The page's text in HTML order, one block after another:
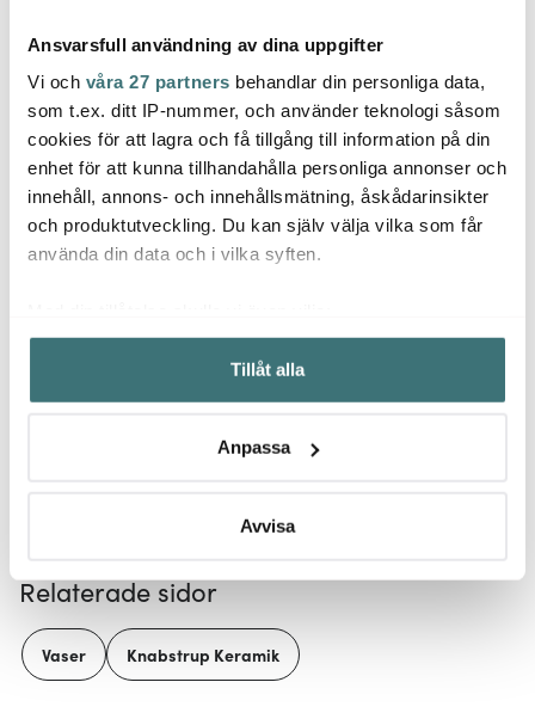
Ansvarsfull användning av dina uppgifter
Vi och våra 27 partners behandlar din personliga data,
som t.ex. ditt IP-nummer, och använder teknologi såsom
cookies för att lagra och få tillgång till information på din
enhet för att kunna tillhandahålla personliga annonser och
innehåll, annons- och innehållsmätning, åskådarinsikter
och produktutveckling. Du kan själv välja vilka som får
använda din data och i vilka syften.
Samla in information om din geografiska plats som
kan ha en noggrannhet på upp till flera meter
Identifiera din enhet genom att aktivt skanna den för
Ta reda på mer om hur dina personliga uppgifter
Du kan ändra eller dra tillbaka ditt samtycke när som
Vi använder cookies för att innehållet och annonserna
ska anpassas efter det som vi tror att du tycker om. Det
gör också att vi kan analysera vår trafik och göra
Tillåt alla
Anpassa
Avvisa
Knabstrup Keramik
Ripple Vas 20 cm Dark
Green
599 kr
Anders Petter
Classic skärbräda
38x28 cm bokträ
199 kr
Låt dig inspireras av våra kunder
Relaterade sidor
Vaser Knabstrup Keramik